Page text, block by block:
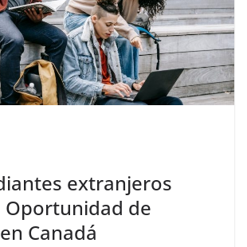
extranjeros
Oportunidad de
Canadá